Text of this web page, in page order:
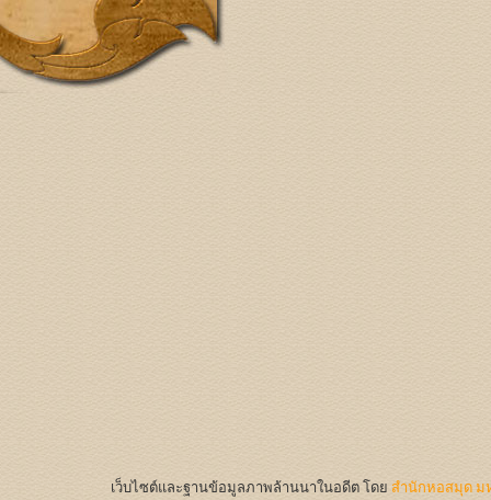
เว็บไซต์และฐานข้อมูลภาพล้านนาในอดีต โดย สำนักหอสมุด ม